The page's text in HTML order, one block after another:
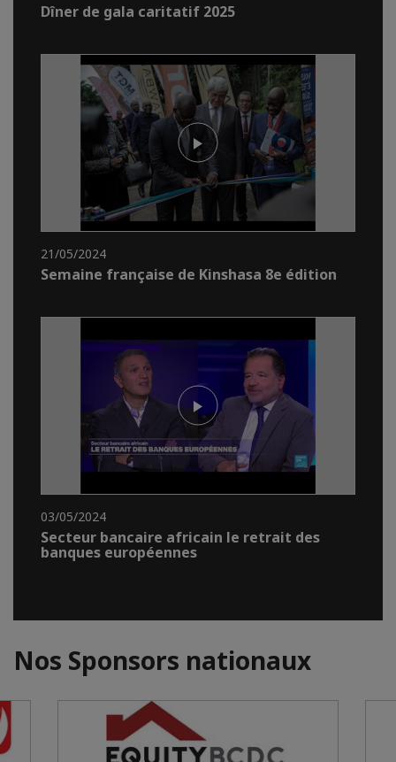
Dîner de gala caritatif 2025
21/05/2024
Semaine française de Kinshasa 8e édition
03/05/2024
Secteur bancaire africain le retrait des
banques européennes
Nos Sponsors nationaux